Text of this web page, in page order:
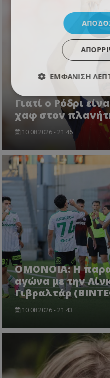
Γιατί ο Ρόδρι
χαφ στον
10.08.2026 - 21:45
OMONOIA: Η
αγώνα με την
Γιβραλτάρ
10.08.2026 - 21:43
ΕΜΦΆΝΙΣΗ